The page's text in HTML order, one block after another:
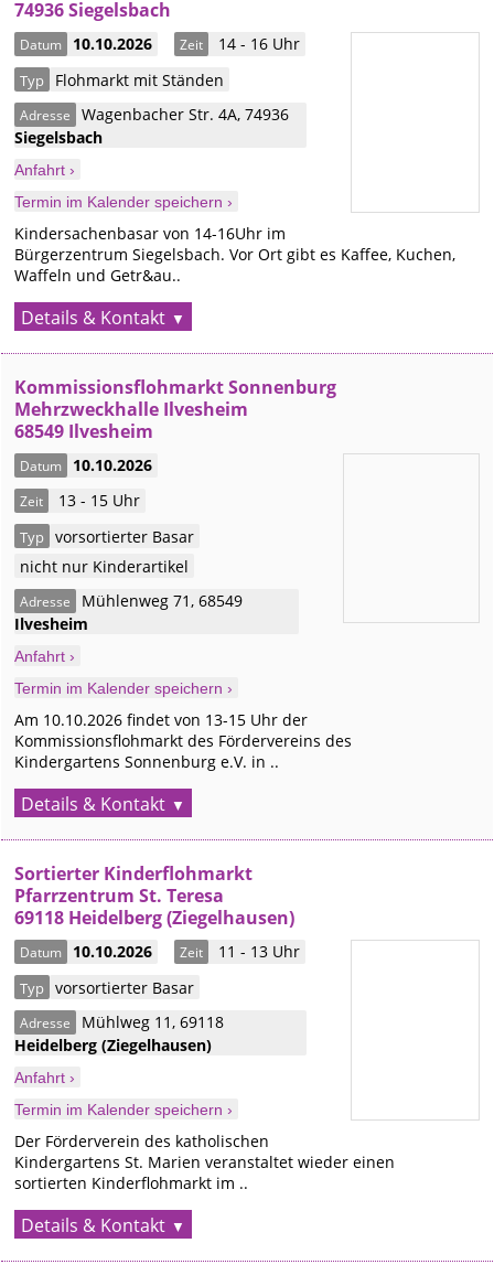
74936 Siegelsbach
Datum 10.10.2026 Zeit 14 - 16 Uhr
Typ Flohmarkt mit Ständen
Adresse Wagenbacher Str. 4A,74936
Siegelsbach
Anfahrt ›
Termin im Kalender speichern ›
Kindersachenbasar von 14-16Uhr im
Bürgerzentrum Siegelsbach. Vor Ort gibt es Kaffee, Kuchen,
Waffeln und Getr&au..
Details & Kontakt
Kommissionsflohmarkt Sonnenburg
Mehrzweckhalle Ilvesheim
68549 Ilvesheim
Datum 10.10.2026
Zeit 13 - 15 Uhr
Typ vorsortierter Basar
nicht nur Kinderartikel
Adresse Mühlenweg 71,68549
Ilvesheim
Anfahrt ›
Termin im Kalender speichern ›
Am 10.10.2026 findet von 13-15 Uhr der
Kommissionsflohmarkt des Fördervereins des
Kindergartens Sonnenburg e.V. in ..
Details & Kontakt
Sortierter Kinderflohmarkt
Pfarrzentrum St. Teresa
69118 Heidelberg (Ziegelhausen)
Datum 10.10.2026 Zeit 11 - 13 Uhr
Typ vorsortierter Basar
Adresse Mühlweg 11,69118
Heidelberg(Ziegelhausen)
Anfahrt ›
Termin im Kalender speichern ›
Der Förderverein des katholischen
Kindergartens St. Marien veranstaltet wieder einen
sortierten Kinderflohmarkt im ..
Details & Kontakt